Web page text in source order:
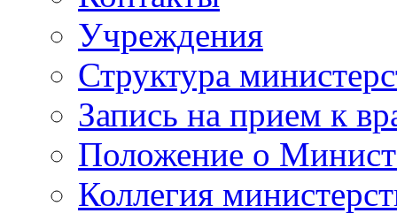
Учреждения
Структура
Запись на прием к
Положение о
Коллегия